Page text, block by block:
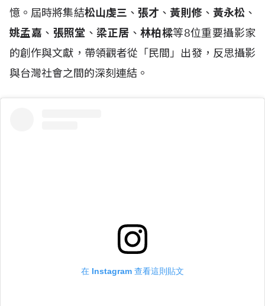
憶。屆時將集結松山虔三 、張才 、黃則修、 黃永松 、
姚孟嘉 、 張照堂 、梁正居 、 林柏樑等8位重要攝影家
的創作與文獻，帶領觀者從「民間」出發，反思攝影
與台灣社會之間的深刻連結。
在 Instagram 查看這則貼文